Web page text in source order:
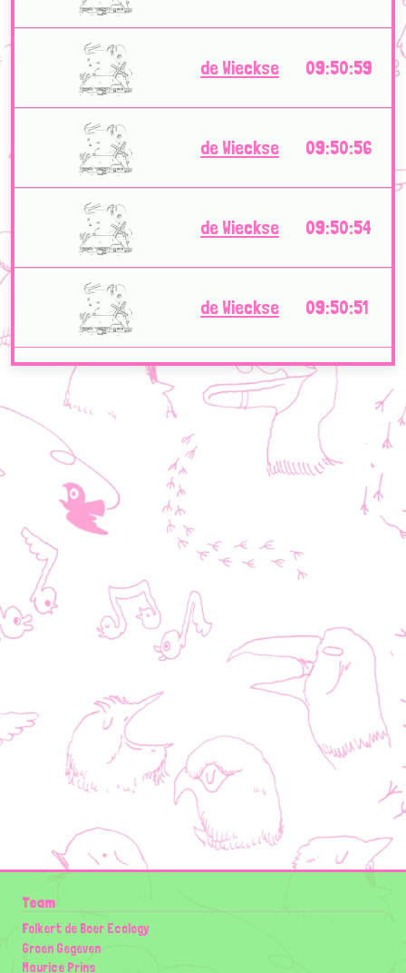
de Wieckse 09:50:59
de Wieckse 09:50:56
de Wieckse 09:50:54
de Wieckse 09:50:51
Team
Folkert de Boer Ecology
Groen Gegeven
Maurice Prins